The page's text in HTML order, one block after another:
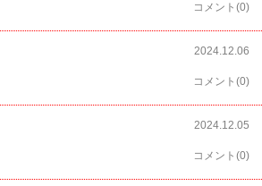
コメント(0)
2024.12.06
コメント(0)
2024.12.05
コメント(0)